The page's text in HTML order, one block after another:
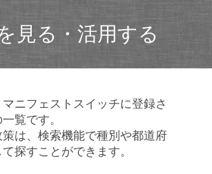
見る・活用する
ニフェストスイッチに登録さ
覧です。
策は、検索機能で種別や都道府
探すことができます。